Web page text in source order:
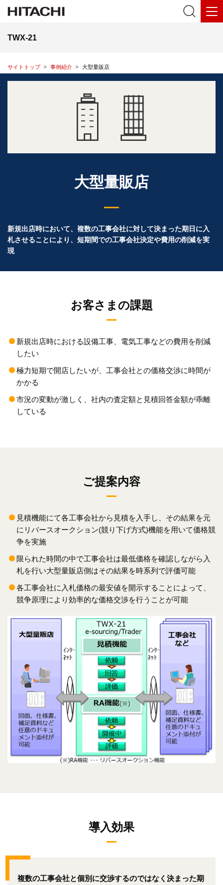
TWX-21
サイトトップ 事例紹介 大型量販店
大型量販店
新規出店時において、複数の工事会社に対して決まった期日に入
札させることにより、短期間での工事会社決定や費用の削減を実
現
お客さまの課題
新規出店時における設備工事、電気工事などの費用を削減
したい
極力短期で開店したいが、工事会社との価格交渉に時間が
かかる
市況の変動が激しく、社内の査定額と見積回答金額が乖離
している
ご提案内容
見積機能にて各工事会社から見積を入手し、その結果を元
にリバースオークション(競り下げ方式)機能を用いて価格競
争を実施
限られた時間の中で工事会社は最低価格を確認しながら入
札を行い大型量販店側はその結果を時系列で評価可能
各工事会社に入札価格の最安値を開示することによって、
競争原理により効率的な価格交渉を行うことが可能
導入効果
複数の工事会社と個別に交渉するのではなく決まった期